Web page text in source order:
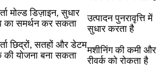
मोल्ड डिज़ाइन, सुधार
का समर्थन कर सकता
उत्पादन पुनरावृत्ति में
सुधार करता है
छिद्रों, सतहों और डेटम
की योजना बना सकता
मशीनिंग की कमी और
रीवर्क को रोकता है